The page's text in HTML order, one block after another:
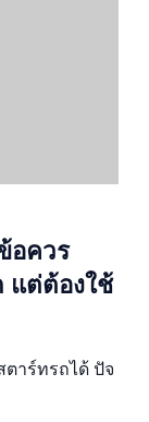
อควร
แต่ต้องใช้
ตาร์ทรถได้ ปัจ